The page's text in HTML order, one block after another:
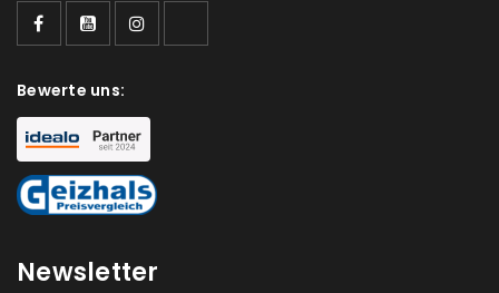
Bewerte uns:
Newsletter